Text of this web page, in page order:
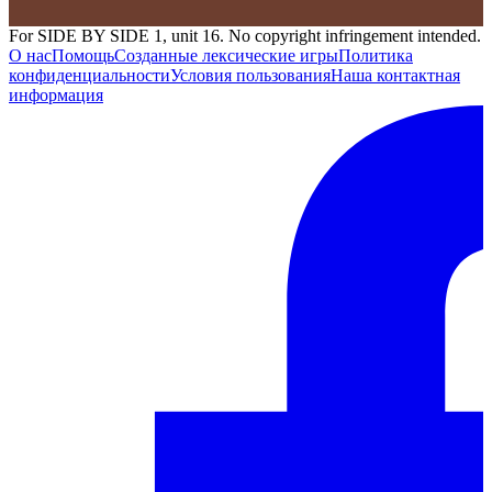
For SIDE BY SIDE 1, unit 16. No copyright infringement intended.
О насПомощьСозданные лексические игрыПолитика
конфиденциальностиУсловия пользованияНаша контактная
информация